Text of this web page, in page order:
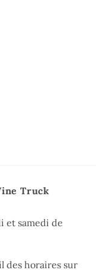
Truck
et samedi de
des horaires sur